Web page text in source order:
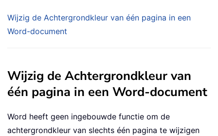
Wijzig de Achtergrondkleur van één pagina in een
Word-document
Wijzig de Achtergrondkleur van
één pagina in een Word-document
Word heeft geen ingebouwde functie om de
achtergrondkleur van slechts één pagina te wijzigen